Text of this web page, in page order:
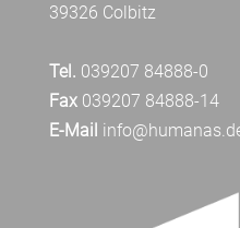
39326 Colbitz
Tel. 039207 84888-0
Fax039207 84888-14
E-Mail